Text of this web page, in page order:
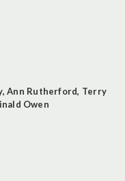
,Ann Rutherford, Terry
Owen